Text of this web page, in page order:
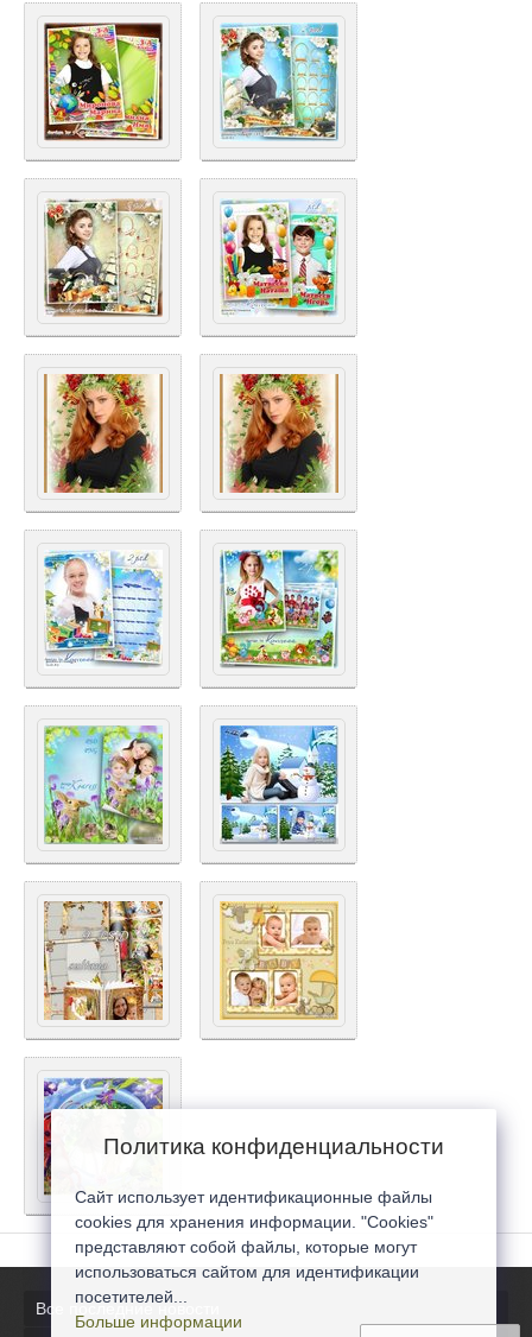
Все последние новости
Политика конфиденциальности
Сайт использует идентификационные файлы
cookies для хранения информации. "Cookies"
представляют собой файлы, которые могут
использоваться сайтом для идентификации
посетителей...
Больше информации